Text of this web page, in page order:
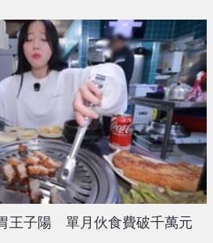
王子陽 單月伙食費破千萬元